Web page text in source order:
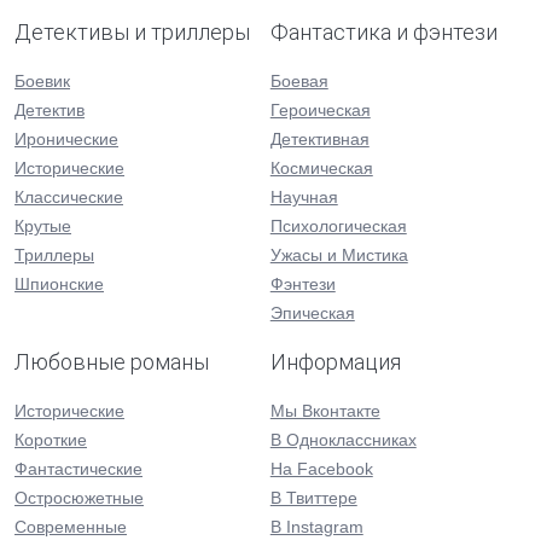
Детективы и триллеры
Боевик
Детектив
Иронические
Исторические
Классические
Крутые
Триллеры
Шпионские
Фантастика и фэнтези
Боевая
Героическая
Детективная
Космическая
Научная
Психологическая
Ужасы и Мистика
Фэнтези
Эпическая
Любовные романы
Исторические
Короткие
Фантастические
Остросюжетные
Современные
Информация
Мы Вконтакте
В Одноклассниках
На Facebook
В Твиттере
В Instagram